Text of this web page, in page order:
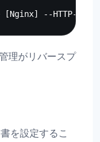
理がリバースプ
を設定するこ